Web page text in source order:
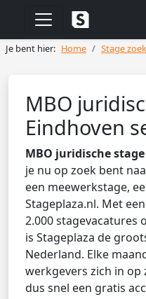
Je bent hier: Home Stage
MBO
Eindhoven
MBO juridische
je nu op zoek bent
een meewerkstage,
Stageplaza.nl. Met
2.000 stagevacatures
is Stageplaza de
Nederland. Elke
werkgevers zich in
dus snel een gratis